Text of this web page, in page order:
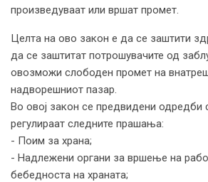
произведуваат или вршат промет.
Целта на ово закон е да се заштити
да се заштитат потрошувачите од
овозможи слободен промет на
надворешниот пазар.
Во овој закон се предвидени одредби
регулираат следните прашања:
- Поим за храна;
- Надлежени органи за вршење на
бебедноста на храната;